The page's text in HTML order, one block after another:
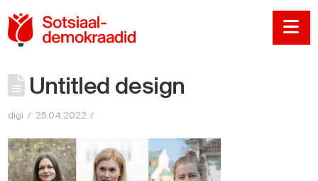
Untitled design
digi 25.04.2022